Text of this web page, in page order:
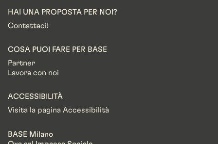
HAI UNA PROPOSTA PER NOI?
Contattaci!
COSA PUOI FARE PER BASE
Partner
Lavora con noi
ACCESSIBILITÀ
Visita la pagina Accessibilità
BASE Milano